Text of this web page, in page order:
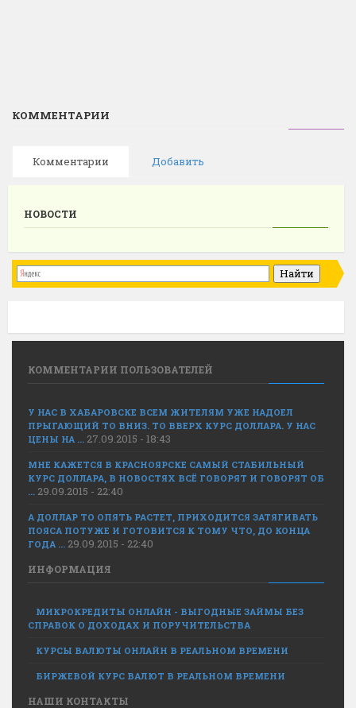
КОММЕНТАРИИ
Комментарии Добавить
НОВОСТИ
КОММЕНТАРИИ ПОЛЬЗОВАТЕЛЕЙ
У НАС В ХАБАРОВСКЕ ВСЕМ ЖИТЕЛЯМ УЖЕ НАДОЕЛ
ПРЫГАЮЩИЙ ТО ВНИЗ. ТО ВВЕРХ КУРС ДОЛЛАРА. У НАС
ЦЕНЫ НА ... 27.09.2015 - 18:43
МНЕ КАЖЕТСЯ В КРАСНОЯРСКЕ САМЫЙ СТАБИЛЬНЫЙ
КУРС ДОЛЛАРА, В НОВОСТЯХ ВСЁ ГОВОРЯТ И ГОВОРЯТ ОБ
... 29.09.2015 - 22:40
А ДОЛЛАР ТО ОПЯТЬ РАСТЕТ, ПРИХОДИТСЯ ЗАТЯГИВАТЬ
ПОЯСА ПОТУЖЕ И ГОТОВИТСЯ К ТОМУ ЧТО, ДО КОНЦА
ГОДА ... 29.09.2015 - 22:40
ИНФОРМАЦИЯ
МИКРОКРЕДИТЫ ОНЛАЙН - ВЫГОДНЫЕ ЗАЙМЫ БЕЗ
СПРАВОК О ДОХОДАХ И ПОРУЧИТЕЛЬСТВА
КУРСЫ ВАЛЮТЫ ОНЛАЙН В РЕАЛЬНОМ ВРЕМЕНИ
БИРЖЕВОЙ КУРС ВАЛЮТ В РЕАЛЬНОМ ВРЕМЕНИ
НАШИ КОНТАКТЫ